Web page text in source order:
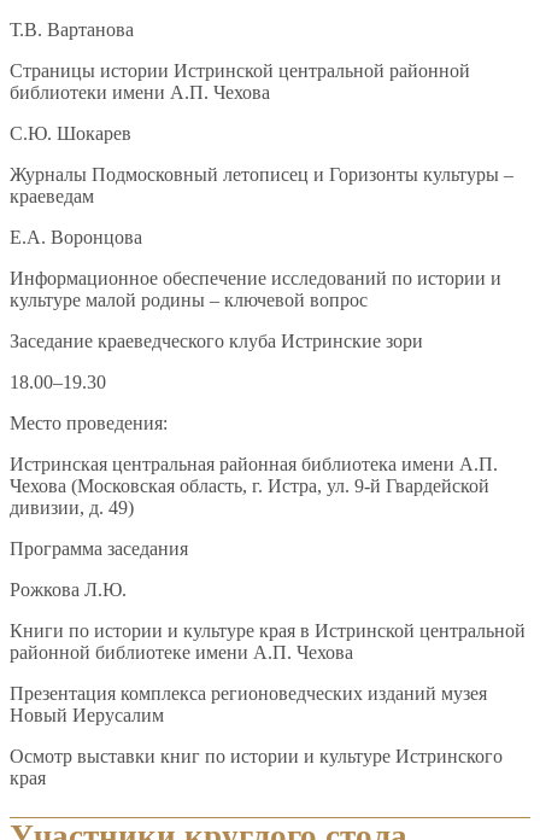
Т.В. Вартанова
Страницы истории Истринской центральной районной
библиотеки имени А.П. Чехова
С.Ю. Шокарев
Журналы Подмосковный летописец и Горизонты культуры –
краеведам
Е.А. Воронцова
Информационное обеспечение исследований по истории и
культуре малой родины – ключевой вопрос
Заседание краеведческого клуба Истринские зори
18.00–19.30
Место проведения:
Истринская центральная районная библиотека имени А.П.
Чехова (Московская область, г. Истра, ул. 9-й Гвардейской
дивизии, д. 49)
Программа заседания
Рожкова Л.Ю.
Книги по истории и культуре края в Истринской центральной
районной библиотеке имени А.П. Чехова
Презентация комплекса регионоведческих изданий музея
Новый Иерусалим
Осмотр выставки книг по истории и культуре Истринского
края